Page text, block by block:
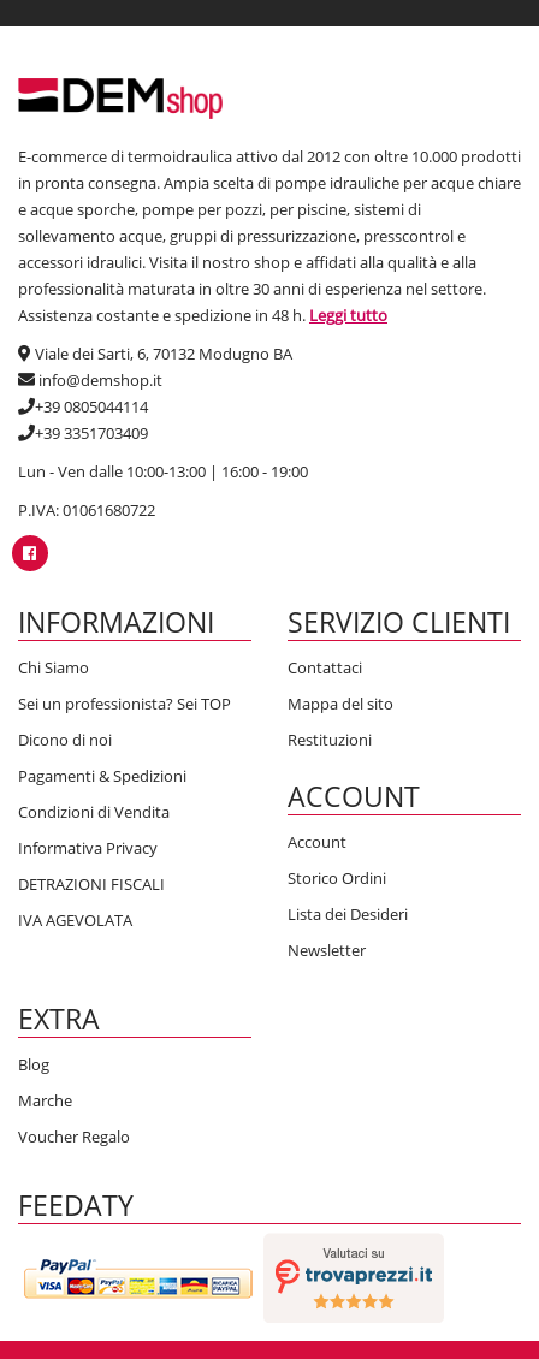
E-commerce di termoidraulica attivo dal 2012 con oltre 10.000 prodotti
in pronta consegna. Ampia scelta di pompe idrauliche per acque chiare
e acque sporche, pompe per pozzi, per piscine, sistemi di
sollevamento acque, gruppi di pressurizzazione, presscontrol e
accessori idraulici. Visita il nostro shop e affidati alla qualità e alla
professionalità maturata in oltre 30 anni di esperienza nel settore.
Assistenza costante e spedizione in 48 h. Leggi tutto
Viale dei Sarti, 6, 70132 Modugno BA
info@demshop.it
+39 0805044114
+39 3351703409
Lun - Ven dalle 10:00-13:00 | 16:00 - 19:00
P.IVA: 01061680722
INFORMAZIONI
Chi Siamo
Sei un professionista? Sei TOP
Dicono di noi
Pagamenti & Spedizioni
Condizioni di Vendita
Informativa Privacy
DETRAZIONI FISCALI
IVA AGEVOLATA
SERVIZIO CLIENTI
Contattaci
Mappa del sito
Restituzioni
ACCOUNT
Account
Storico Ordini
Lista dei Desideri
Newsletter
EXTRA
Blog
Marche
Voucher Regalo
FEEDATY